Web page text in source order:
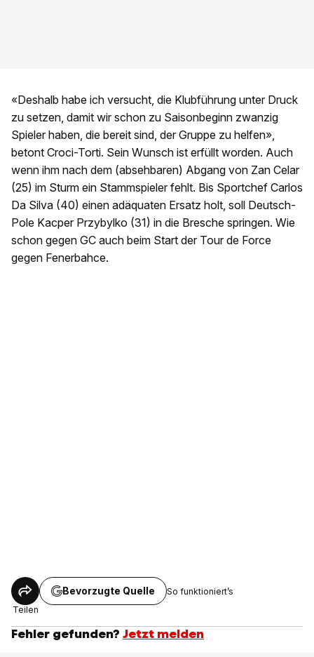
«Deshalb habe ich versucht, die Klubführung unter Druck
zu setzen, damit wir schon zu Saisonbeginn zwanzig
Spieler haben, die bereit sind, der Gruppe zu helfen»,
betont Croci-Torti. Sein Wunsch ist erfüllt worden. Auch
wenn ihm nach dem (absehbaren) Abgang von Zan Celar
(25) im Sturm ein Stammspieler fehlt. Bis Sportchef Carlos
Da Silva (40) einen adäquaten Ersatz holt, soll Deutsch-
Pole Kacper Przybylko (31) in die Bresche springen. Wie
schon gegen GC auch beim Start der Tour de Force
gegen Fenerbahce.
Teilen
Bevorzugte Quelle So funktioniert’s
Fehler gefunden? Jetzt melden